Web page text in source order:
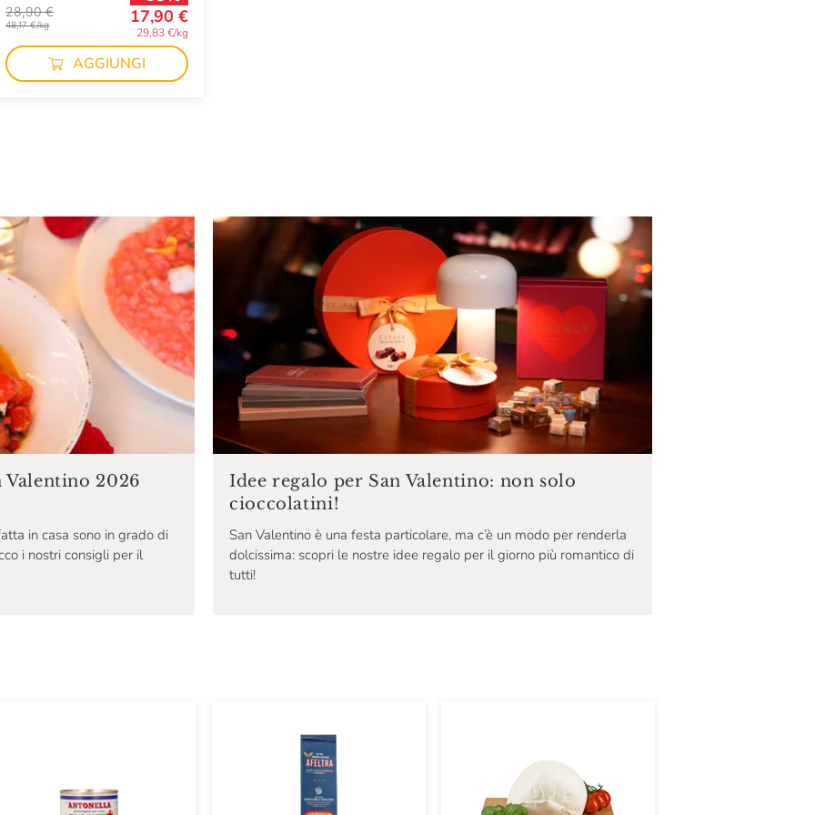
28,90 €
48,17 €/kg
17,90 €
29,83 €/kg
AGGIUNGI
Valentino 2026
in casa sono in grado di
i nostri consigli per il
Idee regalo per San Valentino: non solo
cioccolatini!
San Valentino è una festa particolare, ma c’è un modo per renderla
dolcissima: scopri le nostre idee regalo per il giorno più romantico di
tutti!